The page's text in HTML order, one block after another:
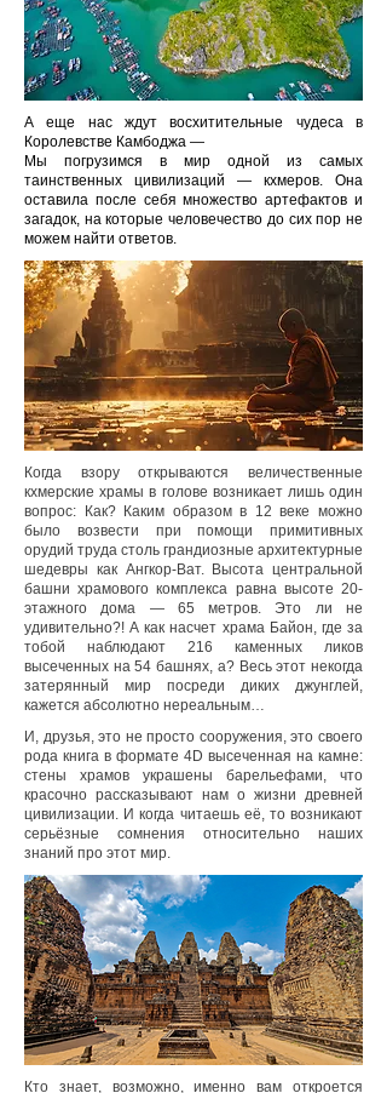
А еще нас ждут восхитительные чудеса в
Королевстве Камбоджа —
Мы погрузимся в мир одной из самых
таинственных цивилизаций — кхмеров. Она
оставила после себя множество артефактов и
загадок, на которые человечество до сих пор не
можем найти ответов.
Когда взору открываются величественные
кхмерские храмы в голове возникает лишь один
вопрос: Как? Каким образом в 12 веке можно
было возвести при помощи примитивных
орудий труда столь грандиозные архитектурные
шедевры как Ангкор-Ват. Высота центральной
башни храмового комплекса равна высоте 20-
этажного дома — 65 метров. Это ли не
удивительно?! А как насчет храма Байон, где за
тобой наблюдают 216 каменных ликов
высеченных на 54 башнях, а? Весь этот некогда
затерянный мир посреди диких джунглей,
кажется абсолютно нереальным…
И, друзья, это не просто сооружения, это своего
рода книга в формате 4D высеченная на камне:
стены храмов украшены барельефами, что
красочно рассказывают нам о жизни древней
цивилизации. И когда читаешь её, то возникают
серьёзные сомнения относительно наших
знаний про этот мир.
Кто знает, возможно, именно вам откроется